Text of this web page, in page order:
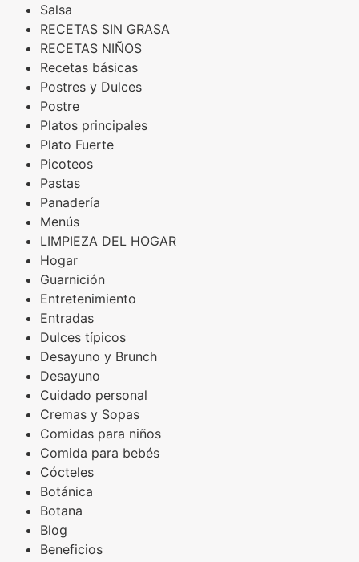
Salsa
RECETAS SIN GRASA
RECETAS NIÑOS
Recetas básicas
Postres y Dulces
Postre
Platos principales
Plato Fuerte
Picoteos
Pastas
Panadería
Menús
LIMPIEZA DEL HOGAR
Hogar
Guarnición
Entretenimiento
Entradas
Dulces típicos
Desayuno y Brunch
Desayuno
Cuidado personal
Cremas y Sopas
Comidas para niños
Comida para bebés
Cócteles
Botánica
Botana
Blog
Beneficios